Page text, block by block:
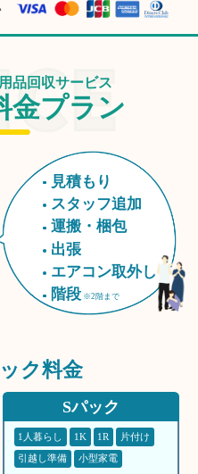
品回収サービス
金プラン
見積もり
スタッフ追加
運搬・梱包
出張
エアコン取外し
階段 ※2階まで
ク料金
Sパック
1人暮らし 1K 1R 片付け
引越し準備 小型家電